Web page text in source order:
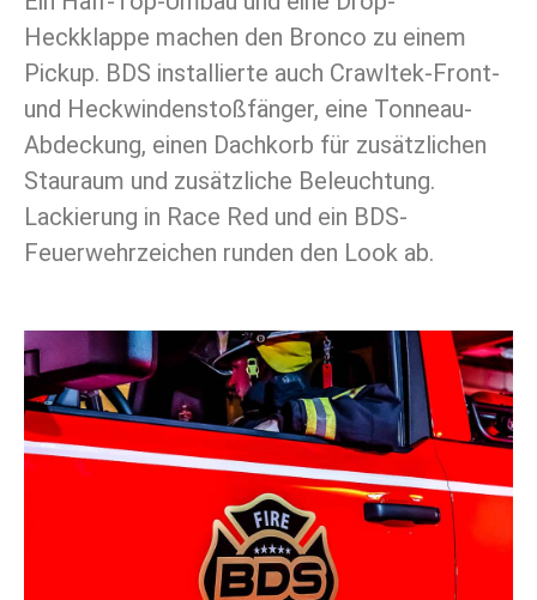
Heckklappe machen den Bronco zu einem
Pickup. BDS installierte auch Crawltek-Front-
und Heckwindenstoßfänger, eine Tonneau-
Abdeckung, einen Dachkorb für zusätzlichen
Stauraum und zusätzliche Beleuchtung.
Lackierung in Race Red und ein BDS-
Feuerwehrzeichen runden den Look ab.